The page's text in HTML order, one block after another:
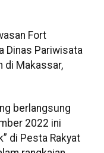
Fort
Dinas Pariwisata
di Makassar,
berlangsung
2022 ini
di Pesta Rakyat